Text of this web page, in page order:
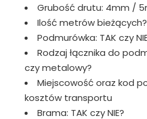
Grubość drutu: 4mm /
Ilość metrów bieżących?
Podmurówka: TAK czy
Rodzaj łącznika do
czy metalowy?
Miejscowość oraz kod
kosztów transportu
Brama: TAK czy NIE?